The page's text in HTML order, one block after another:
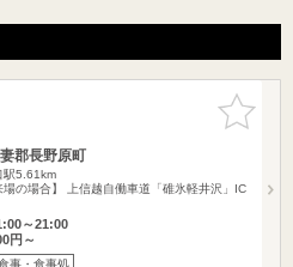
お気に入
りに追加
郡長野原町
駅5.61km
場の場合】 上信越自働車道「碓氷軽井沢」IC
～21:00
円～
事・食事処